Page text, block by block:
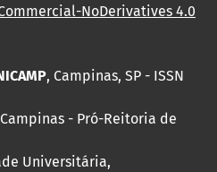
NoDerivatives 4.0
, Campinas, SP - ISSN
- Pró-Reitoria de
Universitária,